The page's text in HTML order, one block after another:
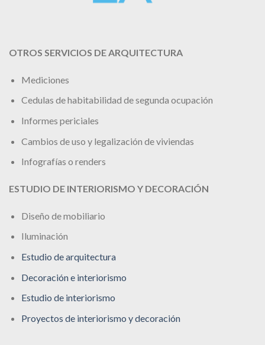
OTROS SERVICIOS DE ARQUITECTURA
Mediciones
Cedulas de habitabilidad de segunda ocupación
Informes periciales
Cambios de uso y legalización de viviendas
Infografías o renders
ESTUDIO DE INTERIORISMO Y DECORACIÓN
Diseño de mobiliario
Iluminación
Estudio de arquitectura
Decoración e interiorismo
Estudio de interiorismo
Proyectos de interiorismo y decoración